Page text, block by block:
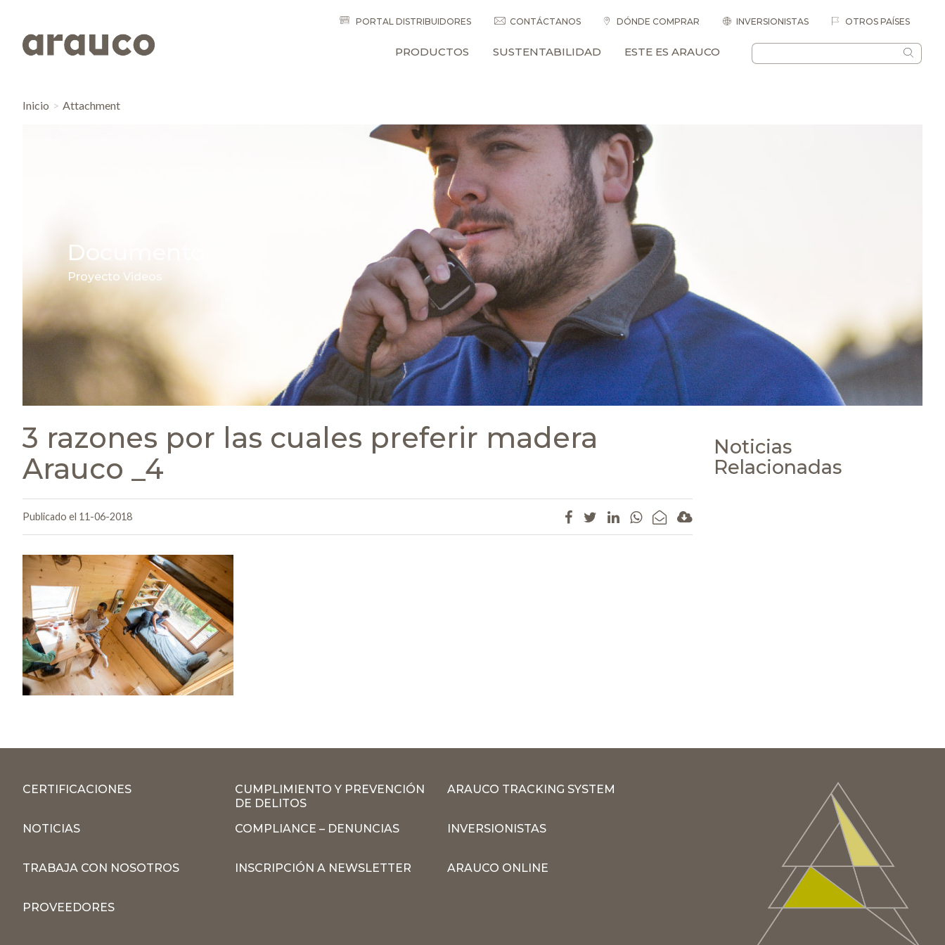
PORTAL DISTRIBUIDORES CONTÁCTANOS DÓNDE COMPRAR INVERSIONISTAS OTROS PAÍSES
PRODUCTOS SUSTENTABILIDAD ESTE ES ARAUCO
Inicio Attachment
Documentos
Proyecto Videos
3 razones por las cuales preferir madera
Arauco _4
Publicado el 11-06-2018
Noticias
Relacionadas
CERTIFICACIONES
CUMPLIMIENTO Y PREVENCIÓN
DE DELITOS
ARAUCO TRACKING SYSTEM
NOTICIAS COMPLIANCE – DENUNCIAS INVERSIONISTAS
TRABAJA CON NOSOTROS INSCRIPCIÓN A NEWSLETTER ARAUCO ONLINE
PROVEEDORES